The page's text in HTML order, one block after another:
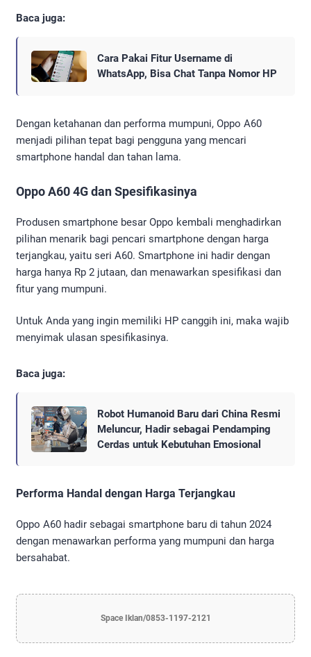
Baca juga:
Cara Pakai Fitur Username di
WhatsApp, Bisa Chat Tanpa Nomor HP
Dengan ketahanan dan performa mumpuni, Oppo A60
menjadi pilihan tepat bagi pengguna yang mencari
smartphone handal dan tahan lama.
Oppo A60 4G dan Spesifikasinya
Produsen smartphone besar Oppo kembali menghadirkan
pilihan menarik bagi pencari smartphone dengan harga
terjangkau, yaitu seri A60. Smartphone ini hadir dengan
harga hanya Rp 2 jutaan, dan menawarkan spesifikasi dan
fitur yang mumpuni.
Untuk Anda yang ingin memiliki HP canggih ini, maka wajib
menyimak ulasan spesifikasinya.
Baca juga:
Robot Humanoid Baru dari China Resmi
Meluncur, Hadir sebagai Pendamping
Cerdas untuk Kebutuhan Emosional
Performa Handal dengan Harga Terjangkau
Oppo A60 hadir sebagai smartphone baru di tahun 2024
dengan menawarkan performa yang mumpuni dan harga
bersahabat.
Space Iklan/0853-1197-2121